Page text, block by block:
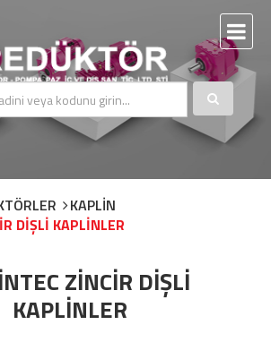
KAPLİN
DİŞLİ KAPLİNLER
ZİNCİR DİŞLİ
KAPLİNLER